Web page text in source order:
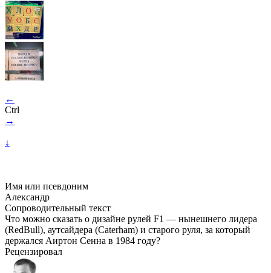
←
Ctrl
→
↓
Имя или псевдоним
Александр
Сопроводительный текст
Что можно сказать о дизайне рулей F1 — нынешнего лидера
(RedBull), аутсайдера (Caterham) и старого руля, за который
держался Аиртон Сенна в 1984 году?
Рецензировал